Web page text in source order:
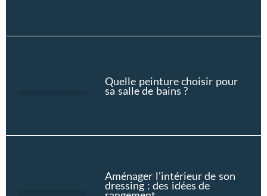
Quelle peinture choisir pour
sa salle de bains ?
Aménager l’intérieur de son
dressing : des idées de